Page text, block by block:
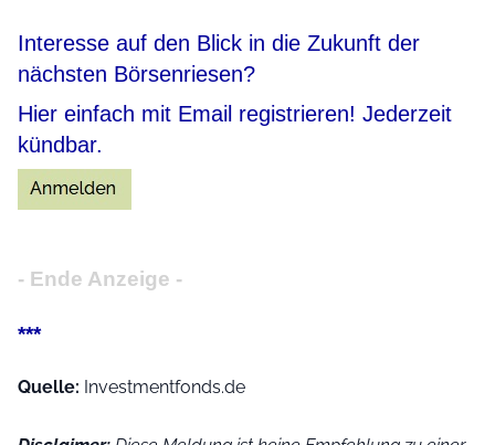
Interesse auf den Blick in die Zukunft der
nächsten Börsenriesen?
Hier einfach mit Email registrieren! Jederzeit
kündbar.
- Ende Anzeige -
***
Quelle: Investmentfonds.de